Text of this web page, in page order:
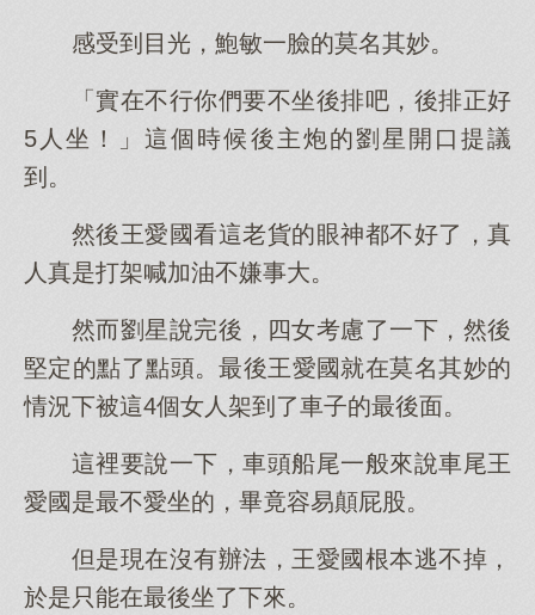
感受到目光，鮑敏一臉的莫名其妙。
「實在不行你們要不坐後排吧，後排正好
5人坐！」這個時候後主炮的劉星開口提議
到。
然後王愛國看這老貨的眼神都不好了，真
人真是打架喊加油不嫌事大。
然而劉星說完後，四女考慮了一下，然後
堅定的點了點頭。最後王愛國就在莫名其妙的
情況下被這4個女人架到了車子的最後面。
這裡要說一下，車頭船尾一般來說車尾王
愛國是最不愛坐的，畢竟容易顛屁股。
但是現在沒有辦法，王愛國根本逃不掉，
於是只能在最後坐了下來。